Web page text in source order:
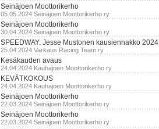
Seinäjoen Moottorikerho
05.05.2024 Seinäjoen Moottorikerho ry
Seinäjoen Moottorikerho
30.04.2024 Seinäjoen Moottorikerho ry
SPEEDWAY: Jesse Mustonen kausiennakko 2024
25.04.2024 Varkaus Racing Team ry
Kesäkauden avaus
24.04.2024 Kauhajoen Moottorikerho ry
KEVÄTKOKOUS
24.04.2024 Kauhajoen Moottorikerho ry
Seinäjoen Moottorikerho
22.03.2024 Seinäjoen Moottorikerho ry
Seinäjoen Moottorikerho
22.03.2024 Seinäjoen Moottorikerho ry